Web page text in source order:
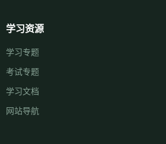
学习资源
学习专题
考试专题
学习文档
网站导航